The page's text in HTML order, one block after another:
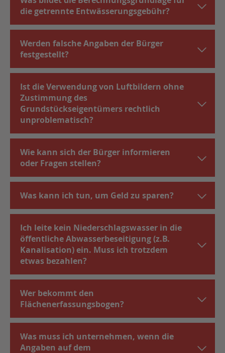
die getrennte Entwässerungsgebühr?
Werden falsche Angaben der Bürger
festgestellt?
Ist die Verwendung von Luftbildern ohne
Zustimmung des
Grundstückseigentümers rechtlich
unproblematisch?
Wie kann sich der Bürger informieren
oder Fragen stellen?
Was kann ich tun, um Geld zu sparen?
Ich leite kein Niederschlagswasser in die
öffentliche Abwasserbeseitigung (z.B.
Kanalisation) ein. Muss ich trotzdem
etwas bezahlen?
Wer bekommt den
Flächenerfassungsbogen?
Was muss ich unternehmen, wenn die
Angaben auf dem